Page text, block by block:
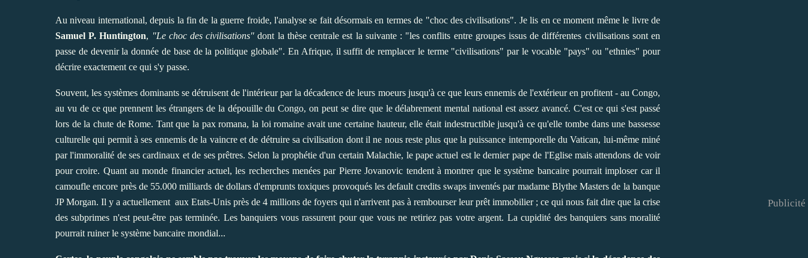
Au niveau international, depuis la fin de la guerre froide, l'analyse se fait désormais en termes de "choc des civilisations". Je lis en ce moment même le livre de
Samuel P. Huntington, "Le choc des civilisations" dont la thèse centrale est la suivante : "les conflits entre groupes issus de différentes civilisations sont en
passe de devenir ladonnée de base de la politique globale". En Afrique, il suffit de remplacer le terme "civilisations" par le vocable "pays" ou "ethnies" pour
décrire exactement ce qui s'y passe.
Souvent, les systèmes dominants se détruisent de l'intérieur par la décadence de leurs moeurs jusqu'à ce que leurs ennemis de l'extérieur en profitent - au Congo,
au vu de ce que prennent les étrangers de la dépouille du Congo, on peut se dire que le délabrement mental national est assez avancé. C'est ce qui s'est passé
lors de la chute de Rome. Tant que la pax romana, la loi romaine avait une certaine hauteur, elle était indestructible jusqu'à ce qu'elle tombe dans une bassesse
culturelle qui permit à ses ennemis de la vaincre et de détruire sa civilisation dont il ne nous reste plus que la puissance intemporelle du Vatican, lui-même miné
par l'immoralité de ses cardinaux et de ses prêtres. Selon la prophétie d'un certain Malachie, le pape actuel est le dernier pape de l'Eglise mais attendons de voir
pour croire. Quant au monde financier actuel, les recherches menées par Pierre Jovanovic tendent à montrer que le système bancaire pourrait imploser car il
camoufle encore près de 55.000 milliards de dollars d'emprunts toxiques provoqués les default credits swaps inventés par madame Blythe Masters de la banque
JP Morgan. Il y a actuellement aux Etats-Unis près de 4 millions de foyers qui n'arrivent pas à rembourser leur prêt immobilier ; ce qui nous fait dire que la crise
des subprimes n'est peut-être pas terminée. Les banquiers vous rassurent pour que vous ne retiriez pas votre argent. La cupidité des banquiers sans moralité
pourrait ruiner le système bancaire mondial...
Publicité